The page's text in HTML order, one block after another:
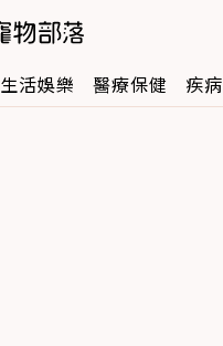
生活娛樂 醫療保健 疾